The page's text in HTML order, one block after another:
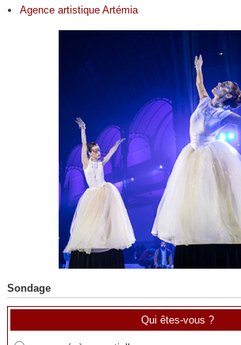
Agence artistique Artémia
Sondage
Qui êtes-vous ?